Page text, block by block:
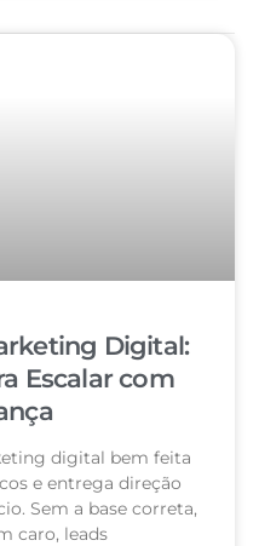
Digital:
Escalar com
digital bem feita
e entrega direção
Sem a base correta,
caro, leads